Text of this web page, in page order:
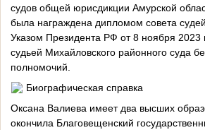
судов общей юрисдикции Амурской
была награждена дипломом совета
Указом Президента РФ от 8 ноября 2023
судьей Михайловского районного суда
полномочий.
Биографическая справка
Оксана Валиева имеет два высших
окончила Благовещенский